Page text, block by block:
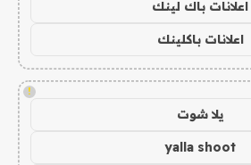
اعلانات باك لينك
اعلانات باكلينك
!
يلا شوت
yalla shoot